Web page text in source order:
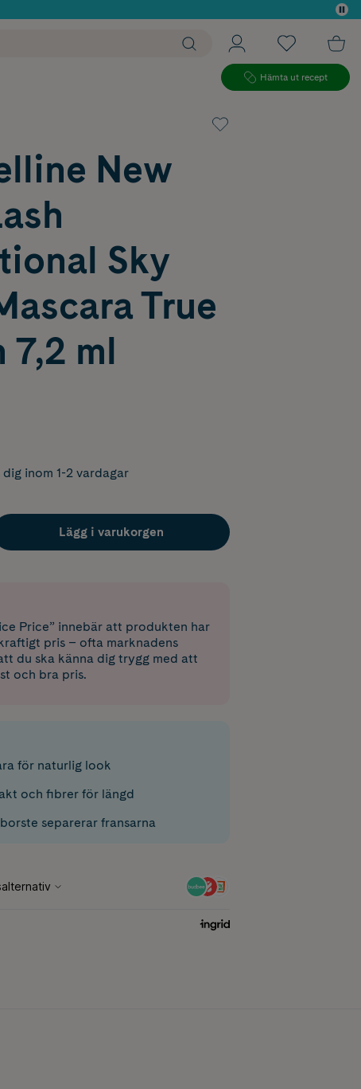
Hämta ut recept
New
Sky
True
7,2 ml
dig inom 1-2 vardagar
Lägg i varukorgen
Price” innebär att produkten har
pris – ofta marknadens
du ska känna dig trygg med att
och bra pris.
för naturlig look
och fibrer för längd
separerar fransarna